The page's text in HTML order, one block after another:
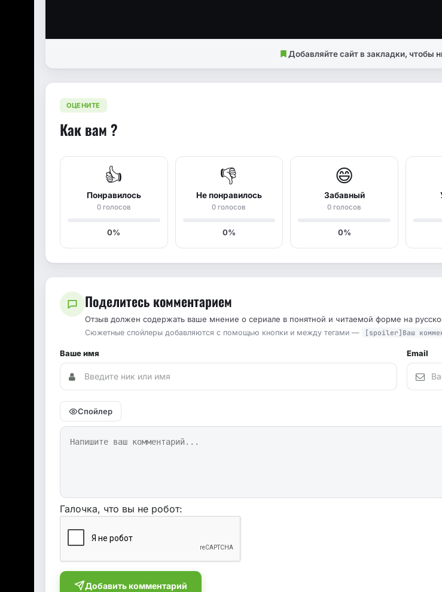
Добавляйте сайт в закладки, чтобы
ОЦЕНИТЕ
Как вам ?
👍
Понравилось
0 голосов
0%
👎
Не понравилось
0 голосов
0%
😄
Забавный
0 голосов
0%
Поделитесь комментарием
Отзыв должен содержать ваше мнение о сериале в понятной и читаемой форме на
Сюжетные спойлеры добавляются с помощью кнопки и между тегами — [spoiler]Ваш
Ваше имя Email
Спойлер
Галочка, что вы не робот:
Добавить комментарий